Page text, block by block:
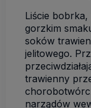
Liście bobrka,
gorzkim
soków
jelitowego.
trawienny
narządów